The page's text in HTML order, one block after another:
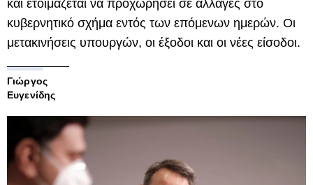
και ετοιμάζεται να προχωρήσει σε αλλαγές στο
κυβερνητικό σχήμα εντός των επόμενων ημερών. Οι
μετακινήσεις υπουργών, οι έξοδοι και οι νέες είσοδοι.
Γιώργος
Ευγενίδης